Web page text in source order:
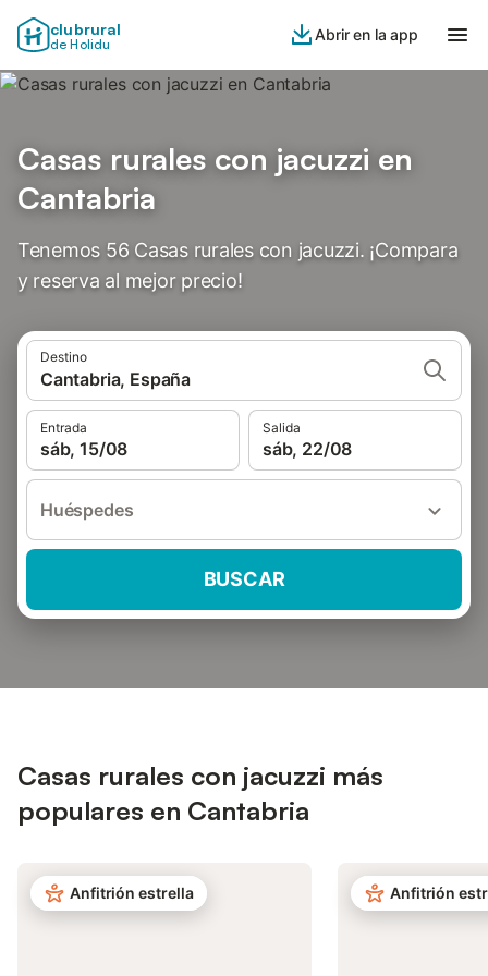
clubrural
de Holidu
Abrir en la app
Casas rurales con jacuzzi en
Cantabria
Tenemos 56 Casas rurales con jacuzzi. ¡Compara
y reserva al mejor precio!
Destino
Cantabria, España
Entrada
sáb, 15/08
Salida
sáb, 22/08
Huéspedes
BUSCAR
Casas rurales con jacuzzi más
populares en Cantabria
Anfitrión estrella Anfitrión